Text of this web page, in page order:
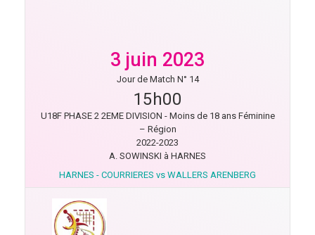
3 juin 2023
Jour de Match N° 14
15h00
U18F PHASE 2 2EME DIVISION - Moins de 18 ans Féminine
– Région
2022-2023
A. SOWINSKI à HARNES
HARNES - COURRIERES vs WALLERS ARENBERG